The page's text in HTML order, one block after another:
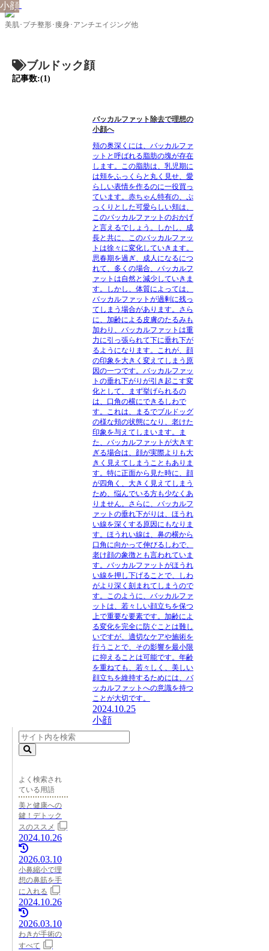
美肌･プチ整形･痩身･アンチエイジング他
ブルドック顔
記事数:(1)
小顔
バッカルファット除去で理想の
小顔へ
頬の奥深くには、バッカルファ
ットと呼ばれる脂肪の塊が存在
します。この脂肪は、乳児期に
は頬をふっくらと丸く見せ、愛
らしい表情を作るのに一役買っ
ています。赤ちゃん特有の、ぷ
っくりとした可愛らしい頬は、
このバッカルファットのおかげ
と言えるでしょう。しかし、成
長と共に、このバッカルファッ
トは徐々に変化していきます。
思春期を過ぎ、成人になるにつ
れて、多くの場合、バッカルフ
ァットは自然と減少していきま
す。しかし、体質によっては、
バッカルファットが過剰に残っ
てしまう場合があります。さら
に、加齢による皮膚のたるみも
加わり、バッカルファットは重
力に引っ張られて下に垂れ下が
るようになります。これが、顔
の印象を大きく変えてしまう原
因の一つです。バッカルファッ
トの垂れ下がりが引き起こす変
化として、まず挙げられるの
は、口角の横にできるしわで
す。これは、まるでブルドッグ
の様な頬の状態になり、老けた
印象を与えてしまいます。ま
た、バッカルファットが大きす
ぎる場合は、顔が実際よりも大
きく見えてしまうこともありま
す。特に正面から見た時に、顔
が四角く、大きく見えてしまう
ため、悩んでいる方も少なくあ
りません。さらに、バッカルフ
ァットの垂れ下がりは、ほうれ
い線を深くする原因にもなりま
す。ほうれい線は、鼻の横から
口角に向かって伸びるしわで、
老け顔の象徴とも言われていま
す。バッカルファットがほうれ
い線を押し下げることで、しわ
がより深く刻まれてしまうので
す。このように、バッカルファ
ットは、若々しい顔立ちを保つ
上で重要な要素です。加齢によ
る変化を完全に防ぐことは難し
いですが、適切なケアや施術を
行うことで、その影響を最小限
に抑えることは可能です。年齢
を重ねても、若々しく、美しい
顔立ちを維持するためには、バ
ッカルファットへの意識を持つ
ことが大切です。
2024.10.25
小顔
よく検索され
ている用語
美と健康への
鍵！デトック
スのススメ
2024.10.26
2026.03.10
小鼻縮小で理
想の鼻筋を手
に入れる
2024.10.26
2026.03.10
わきが手術の
すべて